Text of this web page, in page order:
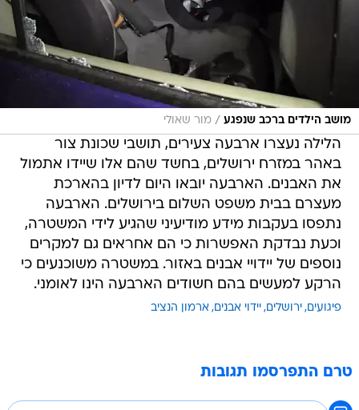
מושב הילדים ברכב שנפגע / מור שאולי
הלילה נעצרו ארבעה צעירים, תושבי שכונת צור
באהר במזרח ירושלים, בחשד שהם אלו שיידו אתמול
את האבנים. הארבעה יובאו היום לדיון בהארכת
מעצרם בבית משפט השלום בירושלים. הארבעה
נתפסו בעקבות מידע מודיעיני שהגיע לידי המשטרה,
וכעת נבדקת האפשרות כי הם אחראים גם למקרים
נוספים של יידויי אבנים באזור. במשטרה משוכנעים כי
הרקע למעשים בהם חשודים הארבעה הינו לאומני.
פיגועים ירושלים יידוי אבנים ארמון הנציב
טרם התפרסמו תגובות